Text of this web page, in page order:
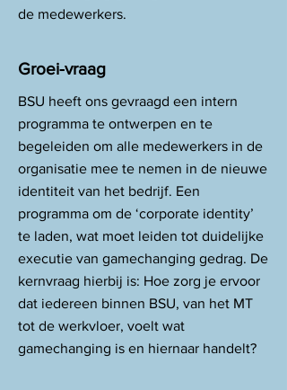
de medewerkers.
Groei-vraag
BSU heeft ons gevraagd een intern
programma te ontwerpen en te
begeleiden om alle medewerkers in de
organisatie mee te nemen in de nieuwe
identiteit van het bedrijf. Een
programma om de ‘corporate identity’
te laden, wat moet leiden tot duidelijke
executie van gamechanging gedrag. De
kernvraag hierbij is: Hoe zorg je ervoor
dat iedereen binnen BSU, van het MT
tot de werkvloer, voelt wat
gamechanging is en hiernaar handelt?